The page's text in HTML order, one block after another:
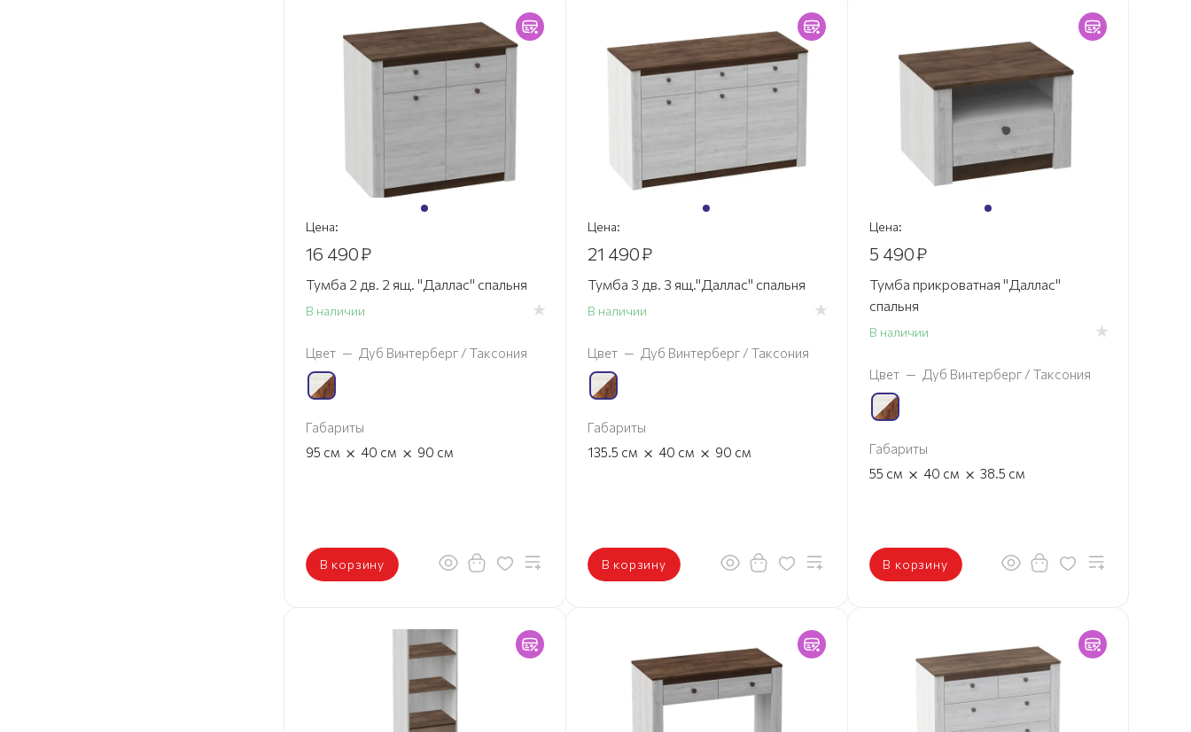
Цена:
16 490₽
Тумба 2 дв. 2 ящ. "Даллас" спальня
В наличии
Цвет — Дуб Винтерберг / Таксония
Габариты
95 см × 40 см × 90 см
В корзину
Цена:
21 490₽
Тумба 3 дв. 3 ящ."Даллас" спальня
В наличии
Цвет — Дуб Винтерберг / Таксония
Габариты
135.5 см × 40 см × 90 см
В корзину
Цена:
5 490₽
Тумба прикроватная "Даллас"
спальня
В наличии
Цвет — Дуб Винтерберг / Таксония
Габариты
55 см × 40 см × 38.5 см
В корзину